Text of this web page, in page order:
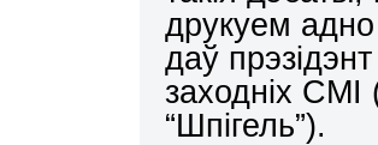
друкуем адно
даў
заходніх СМІ
“Шпігель”).